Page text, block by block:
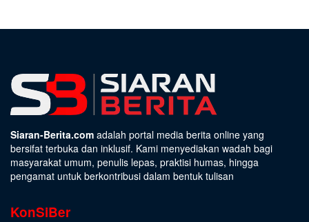
Siaran-Berita.com adalah portal media berita online yang
bersifat terbuka dan inklusif. Kami menyediakan wadah bagi
masyarakat umum, penulis lepas, praktisi humas, hingga
pengamat untuk berkontribusi dalam bentuk tulisan
KonSiBer